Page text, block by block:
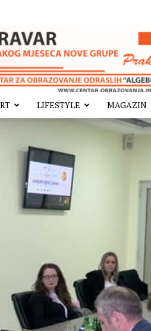
LIFESTYLE MAGAZIN